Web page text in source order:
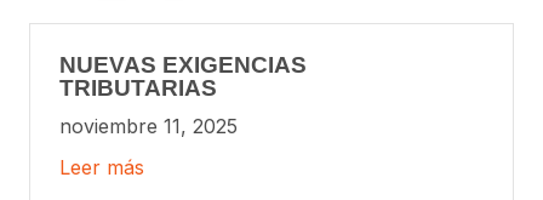
NUEVAS EXIGENCIAS
TRIBUTARIAS
noviembre 11, 2025
Leer más